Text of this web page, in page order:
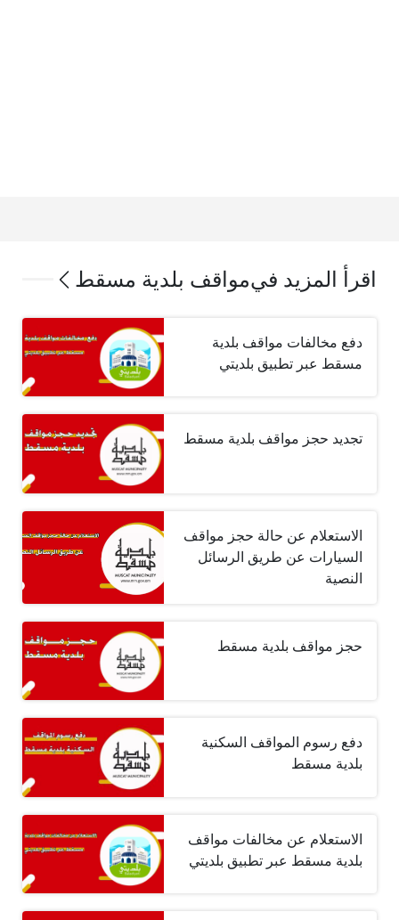
اقرأ المزيد فيمواقف بلدية مسقط
دفع مخالفات مواقف بلدية
مسقط عبر تطبيق بلديتي
تجديد حجز مواقف بلدية مسقط
الاستعلام عن حالة حجز مواقف
السيارات عن طريق الرسائل
النصية
حجز مواقف بلدية مسقط
دفع رسوم المواقف السكنية
بلدية مسقط
الاستعلام عن مخالفات مواقف
بلدية مسقط عبر تطبيق بلديتي